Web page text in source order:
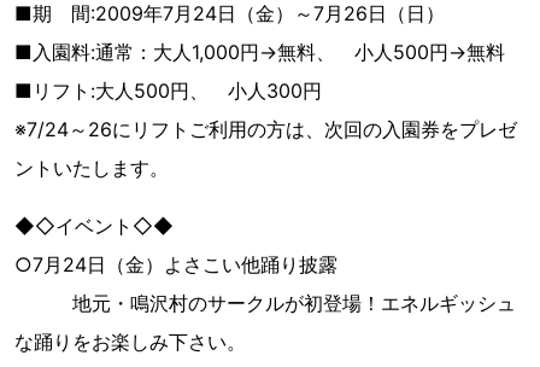
■期 間:2009年7月24日（金）～7月26日（日）
■入園料:通常：大人1,000円→無料、 小人500円→無料
■リフト:大人500円、 小人300円
※7/24～26にリフトご利用の方は、次回の入園券をプレゼ
ントいたします。
◆◇イベント◇◆
○7月24日（金）よさこい他踊り披露
地元・鳴沢村のサークルが初登場！エネルギッシュ
な踊りをお楽しみ下さい。